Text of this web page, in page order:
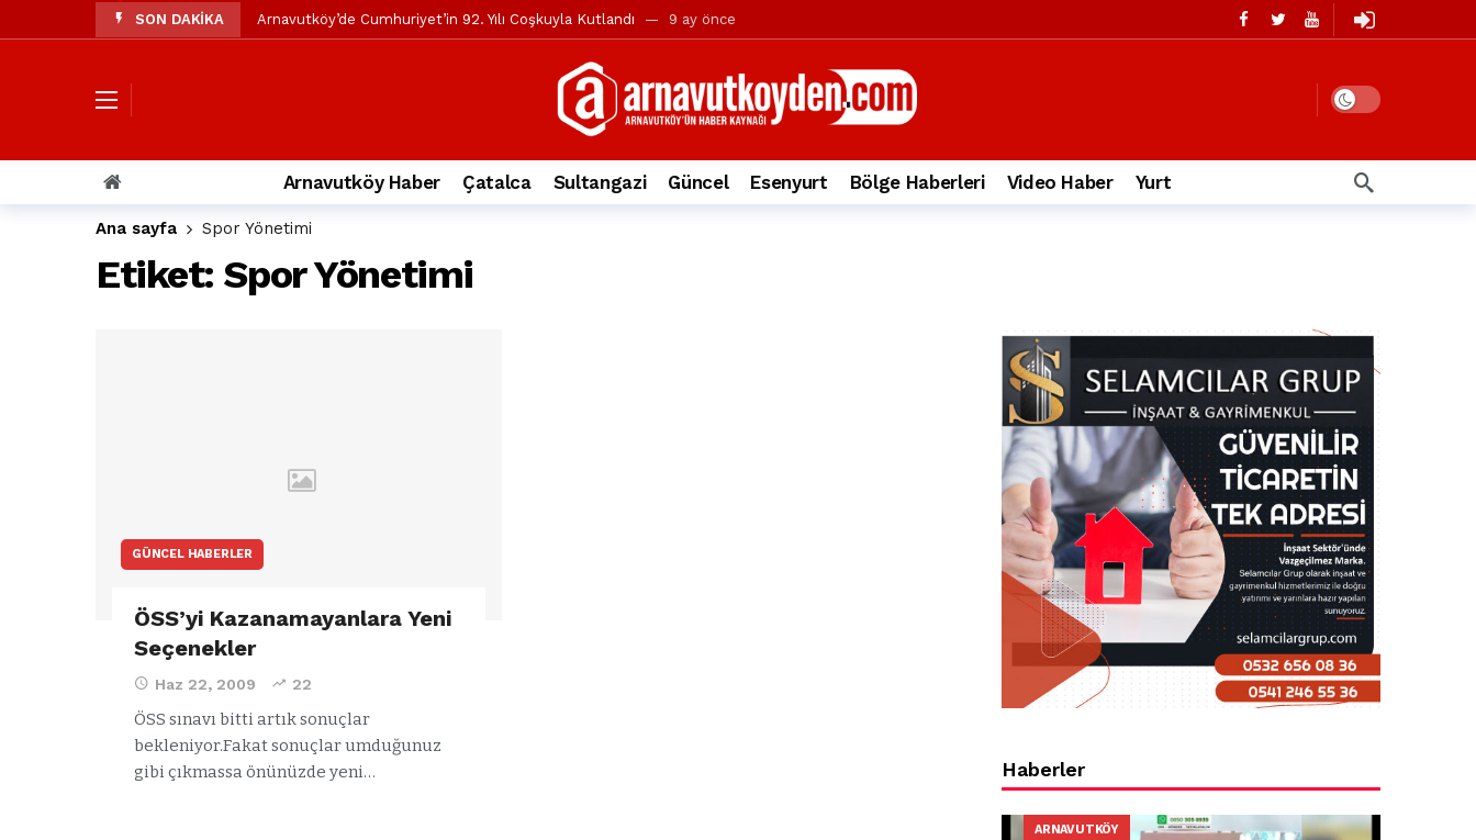
SON DAKİKA Arnavutköy’de Cumhuriyet’in 92. Yılı Coşkuyla Kutlandı 9 ay önce
Özgür Özel’den Arnavutköy Belediyesi’ne ve Mustafa Candaroğlu’na yönelik suçlamalar 10 ay önce
Arnavutköy’ün nüfusu 2024 yılında 344.868’e ulaştı 2 yıl önce
Arnavutköy Taşoluk’ta seyir halindeki otomobil alev alev yandı. 2 yıl önce
Arnavutköy İmrahor Mahallesi sakinleri protesto gösterisi düzenledi 2 yıl önce
Arnavutköy’de 29 Ekim Cumhuriyet Bayramı kutlamaları coşkuyla gerçekleşti
Toprak kaydı: 3 hafriyat kamyonu birbirlerinin üzerine devrildi
Arnavutköy Haber Çatalca Sultangazi Güncel Esenyurt Bölge Haberleri Video Haber Yurt
Ana sayfa Spor Yönetimi
Etiket: Spor Yönetimi
GÜNCEL HABERLER
ÖSS’yi Kazanamayanlara Yeni
Seçenekler
Haz 22, 2009 22
ÖSS sınavı bitti artık sonuçlar
bekleniyor.Fakat sonuçlar umduğunuz
gibi çıkmassa önünüzde yeni…
Haberler
ARNAVUTKÖY